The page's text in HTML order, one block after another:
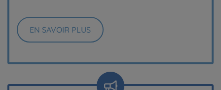
EN SAVOIR PLUS